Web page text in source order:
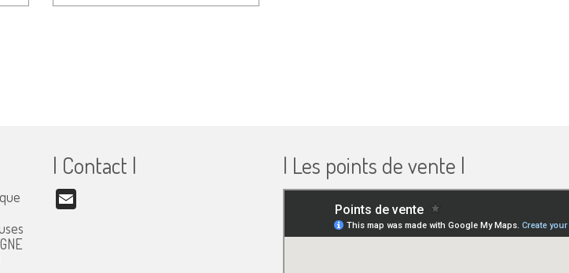
| Contact | | Les points de vente |